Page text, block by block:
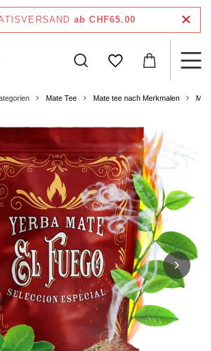
ab CHF65.00
Mate Tee Mate tee nach Merkmalen